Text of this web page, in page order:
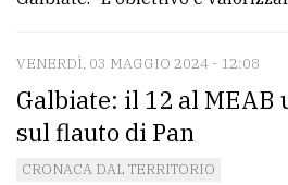
VENERDÌ, 03 MAGGIO 2024 - 12:08
Galbiate: il 12 al MEAB
sul flauto di Pan
CRONACA DAL TERRITORIO